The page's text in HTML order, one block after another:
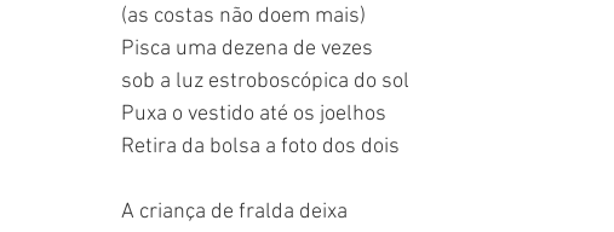
(as costas não doem mais)
Pisca uma dezena de vezes
sob a luz estroboscópica do sol
Puxa o vestido até os joelhos
Retira da bolsa a foto dos dois
A criança de fralda deixa